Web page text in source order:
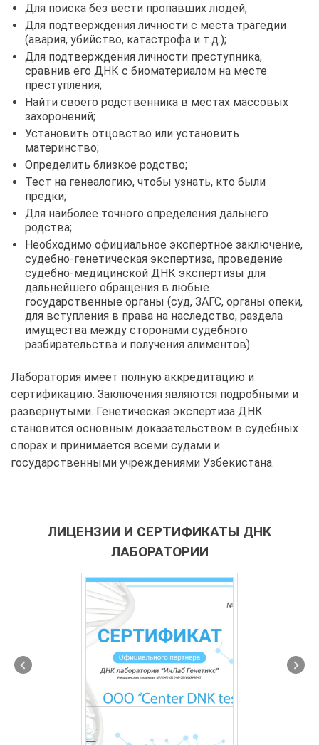
Для поиска без вести пропавших людей;
Для подтверждения личности с места трагедии
(авария, убийство, катастрофа и т.д.);
Для подтверждения личности преступника,
сравнив его ДНК с биоматериалом на месте
преступления;
Найти своего родственника в местах массовых
захоронений;
Установить отцовство или установить
материнство;
Определить близкое родство;
Тест на генеалогию, чтобы узнать, кто были
предки;
Для наиболее точного определения дальнего
родства;
Необходимо официальное экспертное заключение,
судебно-генетическая экспертиза, проведение
судебно-медицинской ДНК экспертизы для
дальнейшего обращения в любые
государственные органы (суд, ЗАГС, органы опеки,
для вступления в права на наследство, раздела
имущества между сторонами судебного
разбирательства и получения алиментов).
Лаборатория имеет полную аккредитацию и
сертификацию. Заключения являются подробными и
развернутыми. Генетическая экспертиза ДНК
становится основным доказательством в судебных
спорах и принимается всеми судами и
государственными учреждениями Узбекистана.
ЛИЦЕНЗИИ И СЕРТИФИКАТЫ ДНК
ЛАБОРАТОРИИ